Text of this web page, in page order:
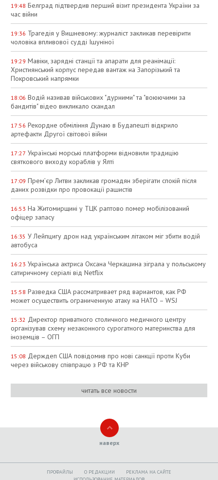
19:48 Белград підтвердив перший візит президента України за
час війни
19:36 Трагедія у Вишневому: журналіст закликав перевірити
чоловіка впливової судді Ішуніної
19:29 Мавіки, зарядні станції та апарати для реанімації:
Християнський корпус передав вантаж на Запорізький та
Покровський напрямки
18:06 Водій називав військових "дурними" та "воюючими за
бандитів" відео викликало скандал
17:56 Рекордне обміління Дунаю в Будапешті відкрило
артефакти Другої світової війни
17:27 Українські морські платформи відновили традицію
святкового виходу кораблів у Ялті
17:09 Прем’єр Литви закликав громадян зберігати спокій після
даних розвідки про провокації рашистів
16:53 На Житомирщині у ТЦК раптово помер мобілізований
офіцер запасу
16:35 У Лейпцигу дрон над українським літаком міг збити водій
автобуса
16:23 Українська актриса Оксана Черкашина зіграла у польському
сатиричному серіалі від Netflix
15:58 Разведка США рассматривает ряд вариантов, как РФ
может осуществить ограниченную атаку на НАТО – WSJ
15:32 Директор приватного столичного медичного центру
організував схему незаконного сурогатного материнства для
іноземців – ОГП
15:08 Держдеп США повідомив про нові санкції проти Куби
через військову співпрацю з РФ та КНР
читать все новости
наверх
ПРОФАЙЛЫ O РЕДАКЦИИ
РЕКЛАМА НА САЙТЕ